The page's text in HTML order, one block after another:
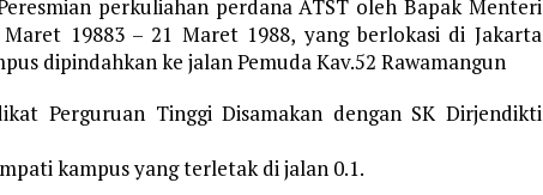
perkuliahan perdana ATST oleh Bapak Menteri
19883 – 21 Maret 1988, yang berlokasi di Jakarta
dipindahkan ke jalan Pemuda Kav.52 Rawamangun
Perguruan Tinggi Disamakan dengan SK Dirjendikti
kampus yang terletak di jalan 0.1.